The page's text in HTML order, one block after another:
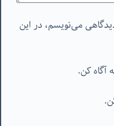
می‌نویسم، در این
آگاه کن.